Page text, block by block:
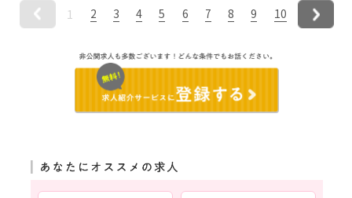
1 2 3 4 5 6 7 8 9 10